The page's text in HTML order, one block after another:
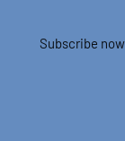
Subscribe